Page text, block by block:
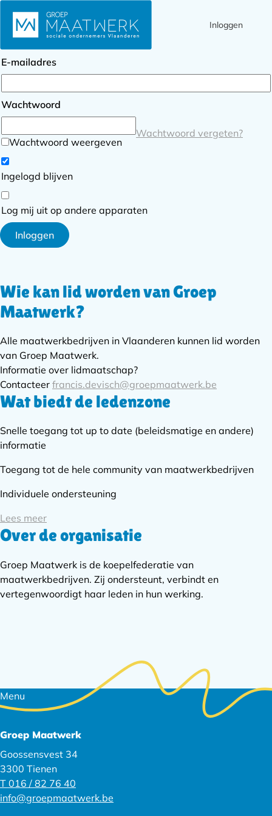
Inloggen
Inloggen
E-mailadres
Wachtwoord
Wachtwoord weergeven
Wachtwoord vergeten?
Ingelogd blijven
Log mij uit op andere apparaten
Inloggen
Subnavigatie
Wie kan lid worden van Groep
Maatwerk?
Alle maatwerkbedrijven in Vlaanderen kunnen lid worden
van Groep Maatwerk.
Informatie over lidmaatschap?
Contacteer francis.devisch@groepmaatwerk.be
Wat biedt de ledenzone
Snelle toegang tot up to date (beleidsmatige en andere)
informatie
Toegang tot de hele community van maatwerkbedrijven
Individuele ondersteuning
Lees meer
Over de organisatie
Groep Maatwerk is de koepelfederatie van
maatwerkbedrijven. Zij ondersteunt, verbindt en
vertegenwoordigt haar leden in hun werking.
Footer
navigatie
Menu
Groep Maatwerk
Goossensvest 34
3300 Tienen
T 016 / 82 76 40
info@groepmaatwerk.be